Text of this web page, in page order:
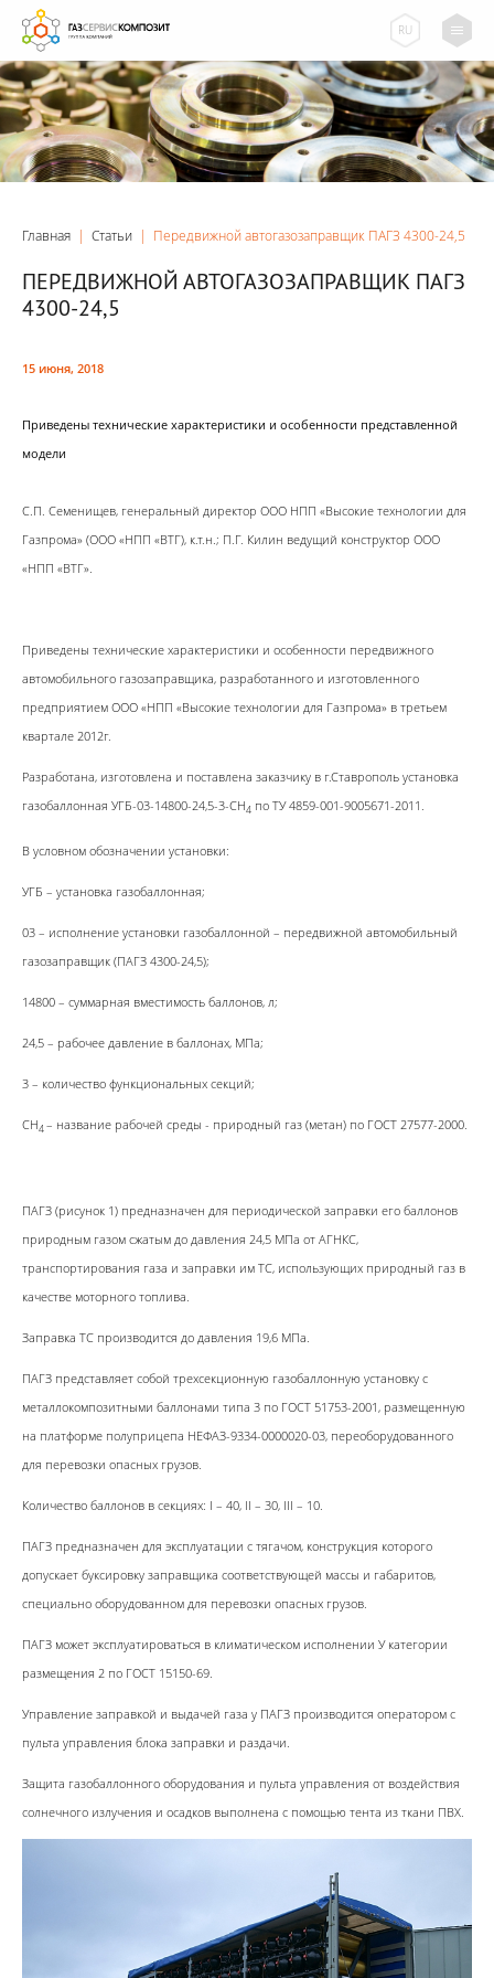
Главная | Статьи | Передвижной автогазозаправщик ПАГЗ 4300-24,5
ПЕРЕДВИЖНОЙ АВТОГАЗОЗАПРАВЩИК ПАГЗ
4300-24,5
15 июня, 2018
Приведены технические характеристики и особенности представленной
модели
С.П. Семенищев, генеральный директор ООО НПП «Высокие технологии для
Газпрома» (ООО «НПП «ВТГ), к.т.н.; П.Г. Килин ведущий конструктор ООО
«НПП «ВТГ».
Приведены технические характеристики и особенности передвижного
автомобильного газозаправщика, разработанного и изготовленного
предприятием ООО «НПП «Высокие технологии для Газпрома» в третьем
квартале 2012г.
Разработана, изготовлена и поставлена заказчику в г.Ставрополь установка
газобаллонная УГБ-03-14800-24,5-3-СН4 по ТУ 4859-001-9005671-2011.
В условном обозначении установки:
УГБ – установка газобаллонная;
03 – исполнение установки газобаллонной – передвижной автомобильный
газозаправщик (ПАГЗ 4300-24,5);
14800 – суммарная вместимость баллонов, л;
24,5 – рабочее давление в баллонах, МПа;
3 – количество функциональных секций;
СН4– название рабочей среды - природный газ (метан) по ГОСТ 27577-2000.
ПАГЗ (рисунок 1) предназначен для периодической заправки его баллонов
природным газом сжатым до давления 24,5 МПа от АГНКС,
транспортирования газа и заправки им ТС, использующих природный газ в
качестве моторного топлива.
Заправка ТС производится до давления 19,6 МПа.
ПАГЗ представляет собой трехсекционную газобаллонную установку с
металлокомпозитными баллонами типа 3 по ГОСТ 51753-2001, размещенную
на платформе полуприцепа НЕФАЗ-9334-0000020-03, переоборудованного
для перевозки опасных грузов.
Количество баллонов в секциях: I – 40, II – 30, III – 10.
ПАГЗ предназначен для эксплуатации с тягачом, конструкция которого
допускает буксировку заправщика соответствующей массы и габаритов,
специально оборудованном для перевозки опасных грузов.
ПАГЗ может эксплуатироваться в климатическом исполнении У категории
размещения 2 по ГОСТ 15150-69.
Управление заправкой и выдачей газа у ПАГЗ производится оператором с
пульта управления блока заправки и раздачи.
Защита газобаллонного оборудования и пульта управления от воздействия
солнечного излучения и осадков выполнена с помощью тента из ткани ПВХ.
RU